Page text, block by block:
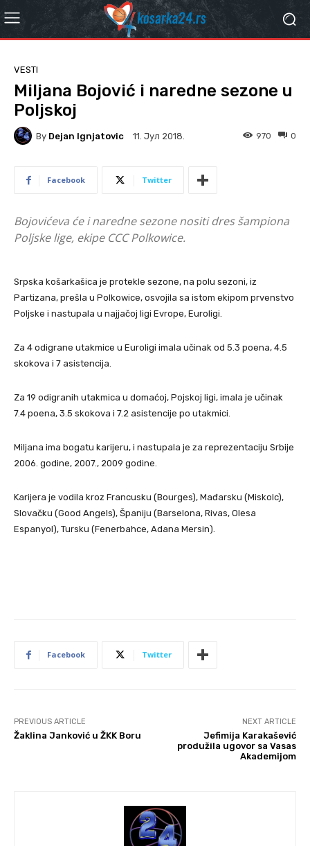
VESTI
Miljana Bojović i naredne sezone u
Poljskoj
By Dejan Ignjatovic 11. Јул 2018. 0
970
Facebook Twitter
Bojovićeva će i naredne sezone nositi dres šampiona
Poljske lige, ekipe CCC Polkowice.
Srpska košarkašica je protekle sezone, na polu sezoni, iz
Partizana, prešla u Polkowice, osvojila sa istom ekipom prvenstvo
Poljske i nastupala u najjačoj ligi Evrope, Euroligi.
Za 4 odigrane utakmice u Euroligi imala učinak od 5.3 poena, 4.5
skokova i 7 asistencija.
Za 19 odigranih utakmica u domaćoj, Pojskoj ligi, imala je učinak
7.4 poena, 3.5 skokova i 7.2 asistencije po utakmici.
Miljana ima bogatu karijeru, i nastupala je za reprezentaciju Srbije
2006. godine, 2007., 2009 godine.
Karijera je vodila kroz Francusku (Bourges), Mađarsku (Miskolc),
Slovačku (Good Angels), Španiju (Barselona, Rivas, Olesa
Espanyol), Tursku (Fenerbahce, Adana Mersin).
Facebook Twitter
PREVIOUS ARTICLE
Žaklina Janković u ŽKK Boru
NEXT ARTICLE
Jefimija Karakašević
produžila ugovor sa Vasas
Akademijom